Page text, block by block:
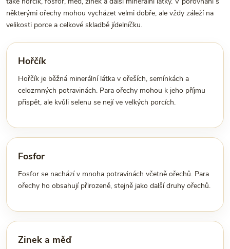
některými ořechy mohou vycházet velmi dobře, ale vždy záleží na
velikosti porce a celkové skladbě jídelníčku.
Hořčík
Hořčík je běžná minerální látka v ořeších, semínkách a
celozrnných potravinách. Para ořechy mohou k jeho příjmu
přispět, ale kvůli selenu se nejí ve velkých porcích.
Fosfor
Fosfor se nachází v mnoha potravinách včetně ořechů. Para
ořechy ho obsahují přirozeně, stejně jako další druhy ořechů.
Zinek a měď